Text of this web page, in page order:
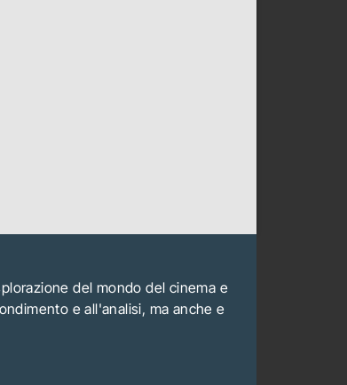
del mondo del cinema e
e all'analisi, ma anche e